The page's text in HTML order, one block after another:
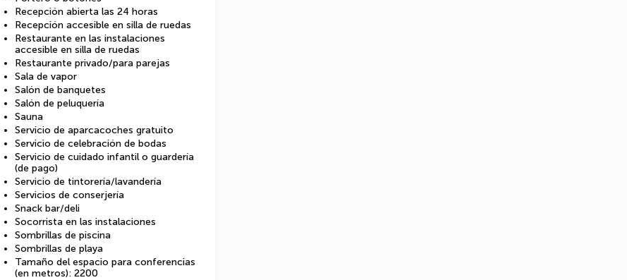
Recepción abierta las 24 horas
Recepción accesible en silla de ruedas
Restaurante en las instalaciones
accesible en silla de ruedas
Restaurante privado/para parejas
Sala de vapor
Salón de banquetes
Salón de peluquería
Sauna
Servicio de aparcacoches gratuito
Servicio de celebración de bodas
Servicio de cuidado infantil o guardería
(de pago)
Servicio de tintorería/lavandería
Servicios de conserjería
Snack bar/deli
Socorrista en las instalaciones
Sombrillas de piscina
Sombrillas de playa
Tamaño del espacio para conferencias
(en metros): 2200